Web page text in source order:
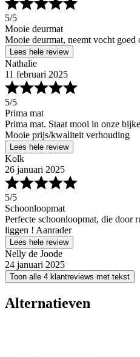
5/5
Mooie deurmat
Mooie deurmat, neemt vocht goed
Lees hele review
Nathalie
11 februari 2025
5/5
Prima mat
Prima mat. Staat mooi in onze
Mooie prijs/kwaliteit verhouding
Lees hele review
Kolk
26 januari 2025
5/5
Schoonloopmat
Perfecte schoonloopmat, die door
liggen ! Aanrader
Lees hele review
Nelly de Joode
24 januari 2025
Toon alle 4 klantreviews met tekst
Alternatieven